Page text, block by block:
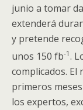
junio a tomar
extenderá
y pretende
unos 150 fb-1.
complicados. El
primeros
los expertos,